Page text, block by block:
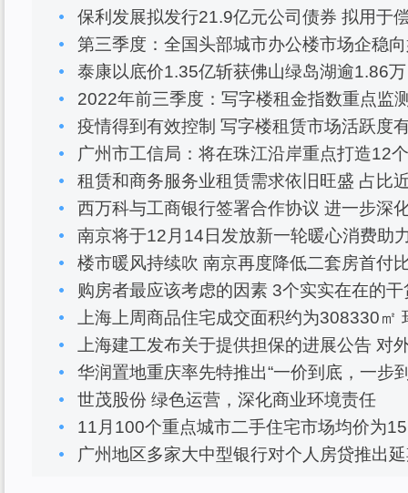
保利发展拟发行21.9亿元公司债券 拟用于
第三季度：全国头部城市办公楼市场企稳
泰康以底价1.35亿斩获佛山绿岛湖逾1.86
2022年前三季度：写字楼租金指数重点监
疫情得到有效控制 写字楼租赁市场活跃度
广州市工信局：将在珠江沿岸重点打造12
租赁和商务服务业租赁需求依旧旺盛 占比
西万科与工商银行签署合作协议 进一步深
南京将于12月14日发放新一轮暖心消费助
楼市暖风持续吹 南京再度降低二套房首付
购房者最应该考虑的因素 3个实实在在的干
上海上周商品住宅成交面积约为308330㎡
上海建工发布关于提供担保的进展公告 对
华润置地重庆率先特推出“一价到底，一步
世茂股份 绿色运营，深化商业环境责任
11月100个重点城市二手住宅市场均价为
广州地区多家大中型银行对个人房贷推出